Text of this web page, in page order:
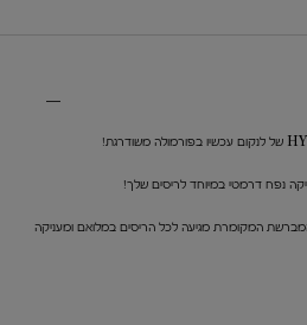
נפח דרמטי במיוחד לריסים שלך!
שעות* ובזכות המברשת המקומרת מגיעה לכל הריסים במלואם ומעניקה